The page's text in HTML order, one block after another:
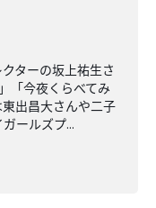
ターの坂上祐生さ
「今夜くらべてみ
出昌大さんや二子
ールズプ...